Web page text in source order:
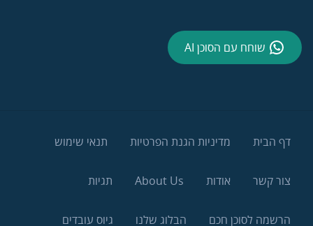
שוחח עם הסוכן AI
דף הבית מדיניות הגנת הפרטיות תנאי שימוש
צור קשר אודות About Us תגיות
הרשמה לסוכן חכם הבלוג שלנו גיוס עובדים